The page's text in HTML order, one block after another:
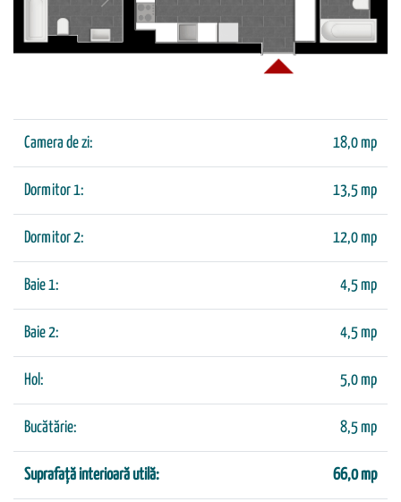
Camera de zi: 18,0 mp
Dormitor 1: 13,5 mp
Dormitor 2: 12,0 mp
Baie 1: 4,5 mp
Baie 2: 4,5 mp
Hol: 5,0 mp
Bucătărie: 8,5 mp
Suprafață interioară utilă: 66,0 mp